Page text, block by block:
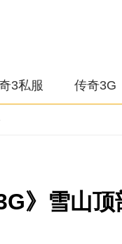
3私服 传奇3G
》雪山